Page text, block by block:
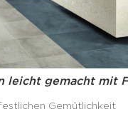
leicht gemacht mit
Gemütlichkeit